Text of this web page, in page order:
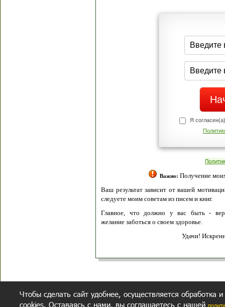
Я
Важно: Получение
Ваш результат зависит от вашей
следуете моим советам из писем и книг.
Главное, что должно у вас быть -
желание заботься о своем здоровье.
Удачи!
Чтобы сделать сайт удобнее, осуществляется обработка
cookies. Оставаясь с нами, вы соглашаетесь с нашей